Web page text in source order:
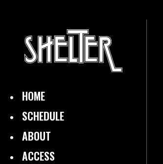
HOME
SCHEDULE
ABOUT
ACCESS